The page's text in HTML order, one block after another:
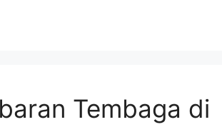
Tembaga di